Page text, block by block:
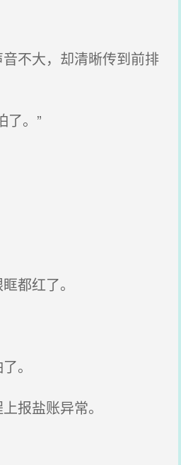
不大，却清晰传到前排
了。”
都红了。
。
报盐账异常。